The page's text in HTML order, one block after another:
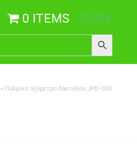
0 ITEMS 0.00€
» Παλμικό οξύμετρο δακτύλου JPD-500E